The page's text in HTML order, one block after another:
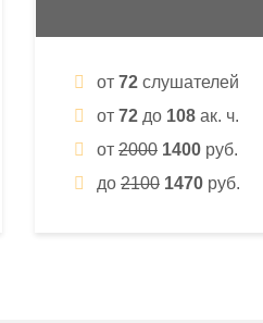
от 72 слушателей
от 72 до 108 ак. ч.
от 2000 1400 руб.
до 2100 1470 руб.